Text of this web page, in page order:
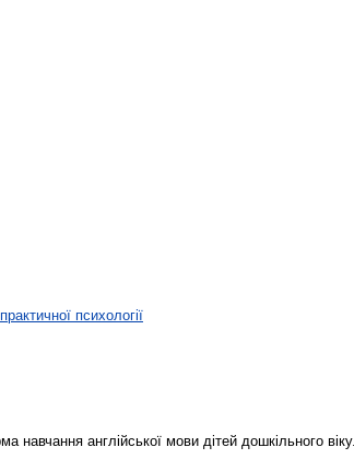
психології
навчання англійської мови дітей дошкільного віку.